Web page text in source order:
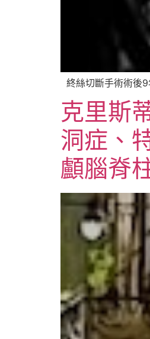
終絲切斷手術術後
克里斯
洞症、
顱腦脊